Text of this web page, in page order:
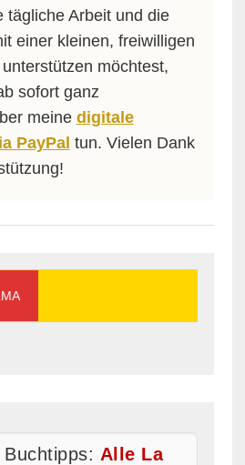
tägliche Arbeit und die
einer kleinen, freiwilligen
möchtest,
sofort ganz
meine digitale
PayPal tun. Vielen Dank
Alle La